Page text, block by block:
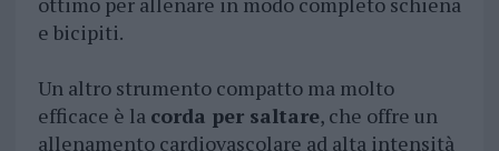
e bicipiti.
Un altro strumento compatto ma molto
efficace è la corda per saltare, che offre un
allenamento cardiovascolare ad alta intensità